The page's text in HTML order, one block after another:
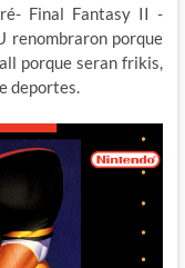
Final Fantasy II -
renombraron porque
porque seran frikis,
deportes.